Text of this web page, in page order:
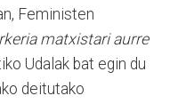
Feministen
matxistari aurre
Udalak bat egin du
deitutako